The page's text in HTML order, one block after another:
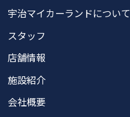
宇治マイカーランドについて
スタッフ
店舗情報
施設紹介
会社概要